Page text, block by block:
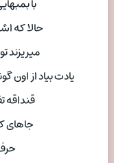
با
حالا که
میریزند
یادت بیاد از
قنداقه
جاهای